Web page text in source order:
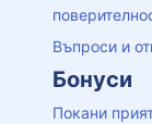
Въпроси и
Бонуси
Покани